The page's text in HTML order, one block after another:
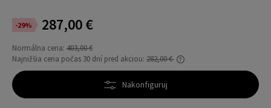
-29% 287,00 €
Normálna cena: 403,00 €
Najnižšia cena počas 30 dní pred akciou: 282,00 €
Ak sa produkt predáva kratšie ako 30 dní,
zobrazí sa najnižšia cena od uvedenia
produktu do predaja.
Nakonfiguruj